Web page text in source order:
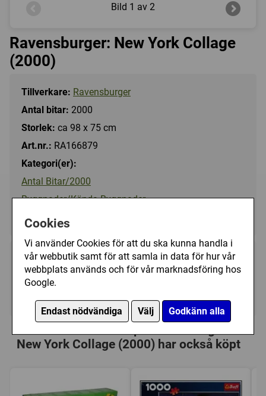
Cookies
Vi använder Cookies för att du ska kunna handla i
vår webbutik samt för att samla in data för hur vår
webbplats används och för vår marknadsföring hos
Google.
Endast nödvändiga Välj Godkänn alla
Bild 1 av 2
Ravensburger: New York Collage
(2000)
Tillverkare: Ravensburger
Antal bitar: 2000
Storlek: ca 98 x 75 cm
Art.nr.: RA166879
Kategori(er):
Antal Bitar/2000
Byggnader/Kända Byggnader
Landskap/Stad
299 kr Utgått
Ej tillgänglig
New York Collage (2000) har också köpt